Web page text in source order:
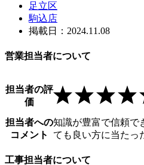
足立区
駒込店
掲載日：2024.11.08
営業担当者について
担当者の評
価
担当者への
コメント
知識が豊富で信頼で
ても良い方に当たっ
工事担当者について